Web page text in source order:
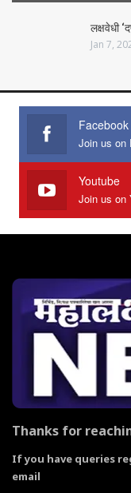
लक्षवेधी
Jan 7,
Facebook
Youtube
Join us on
Thanks for
If you have queries
email